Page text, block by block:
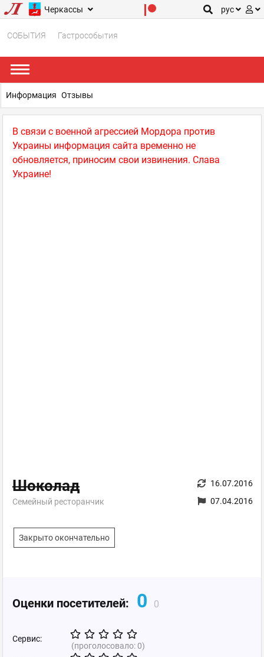
Черкассы рус
СОБЫТИЯ Гастрособытия
В связи с военной агрессией Мордора против
Украины информация сайта временно не
обновляется, приносим свои извинения. Слава
Украине!
Шоколад
Семейный ресторанчик
16.07.2016
07.04.2016
Закрыто окончательно
Оценки посетителей: 0 0
Сервис:
(проголосовало:0)
Информация Отзывы